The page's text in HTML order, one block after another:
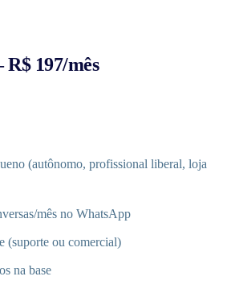
197/mês
(autônomo, profissional liberal, loja
mês no WhatsApp
(suporte ou comercial)
na base